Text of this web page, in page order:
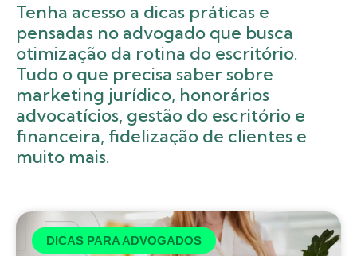
Tenha acesso a dicas práticas e
pensadas no advogado que busca
otimização da rotina do escritório.
Tudo o que precisa saber sobre
marketing jurídico, honorários
advocatícios, gestão do escritório e
financeira, fidelização de clientes e
muito mais.
DICAS PARA ADVOGADOS